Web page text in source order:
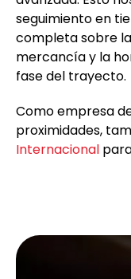
seguimiento en
completa sobre
mercancía y la
fase del trayecto.
Como empresa
proximidades,
Internacional